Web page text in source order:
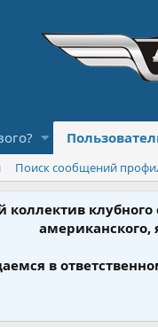
Поиск сообщений
американского,
в